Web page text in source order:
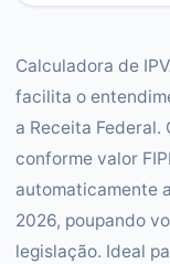
Calculadora de
facilita o
a Receita Federal.
conforme valor
automaticamente
2026, poupando
legislação. Ideal